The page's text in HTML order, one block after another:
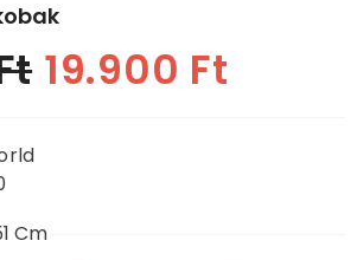
Akciós
ár
19.900 Ft
Cm